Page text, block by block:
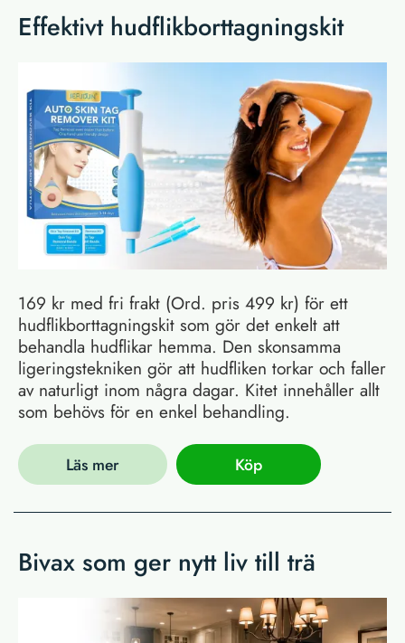
Effektivt hudflikborttagningskit
169 kr med fri frakt (Ord. pris 499 kr) för ett
hudflikborttagningskit som gör det enkelt att
behandla hudflikar hemma. Den skonsamma
ligeringstekniken gör att hudfliken torkar och faller
av naturligt inom några dagar. Kitet innehåller allt
som behövs för en enkel behandling.
Läs mer Köp
Bivax som ger nytt liv till trä